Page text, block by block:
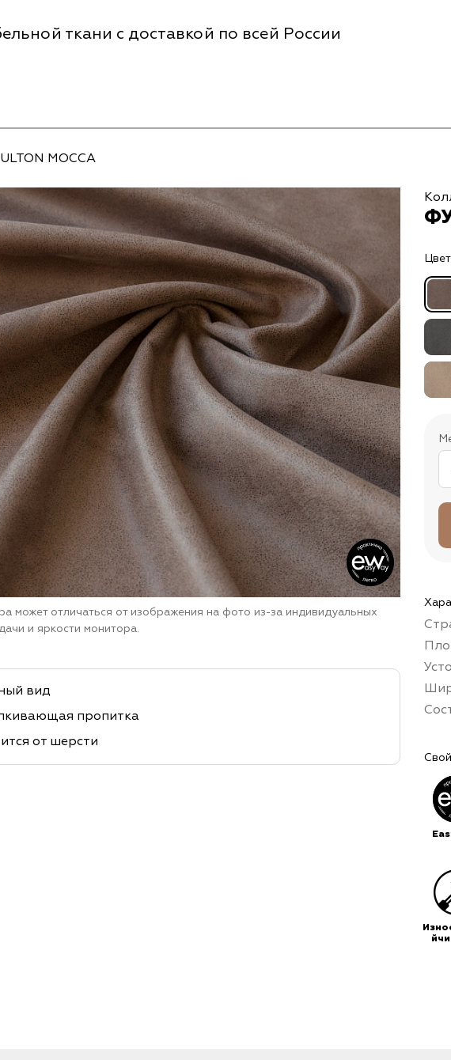
ткани с доставкой по всей России
MOCCA
может отличаться от изображения на фото из-за индивидуальных
и яркости монитора.
вид
пропитка
от шерсти